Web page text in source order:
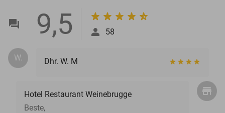
9,5 58
W. Dhr. W. M
Hotel Restaurant Weinebrugge
Beste,